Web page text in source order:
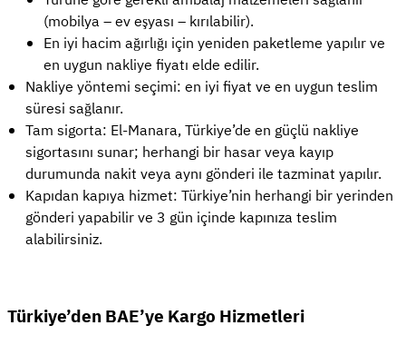
(mobilya – ev eşyası – kırılabilir).
En iyi hacim ağırlığı için yeniden paketleme yapılır ve
en uygun nakliye fiyatı elde edilir.
Nakliye yöntemi seçimi: en iyi fiyat ve en uygun teslim
süresi sağlanır.
Tam sigorta: El-Manara, Türkiye’de en güçlü nakliye
sigortasını sunar; herhangi bir hasar veya kayıp
durumunda nakit veya aynı gönderi ile tazminat yapılır.
Kapıdan kapıya hizmet: Türkiye’nin herhangi bir yerinden
gönderi yapabilir ve 3 gün içinde kapınıza teslim
alabilirsiniz.
Türkiye’den BAE’ye Kargo Hizmetleri